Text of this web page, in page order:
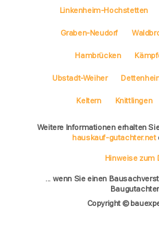
Linkenheim-Hochstetten
Graben-Neudorf
Hambrücken
Ubstadt-Weiher
Keltern Knittlingen
Weitere Informationen erhalten
hauskauf-gutachter.net
Hinweise zum
... wenn Sie einen
Copyright ©